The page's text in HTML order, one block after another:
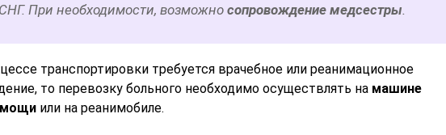
СНГ. При необходимости, возможно сопровождение медсестры.
транспортировки требуется врачебное или реанимационное
то перевозку больного необходимо осуществлять на машине
или на реанимобиле.